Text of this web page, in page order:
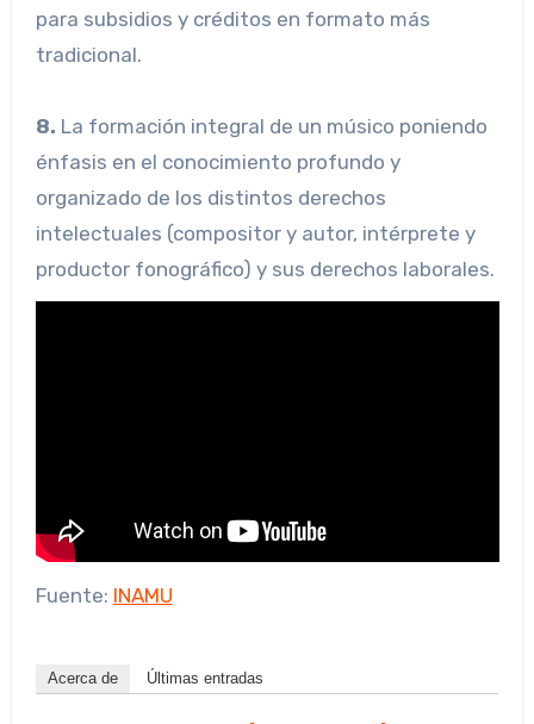
para subsidios y créditos en formato más
tradicional.
8. La formación integral de un músico poniendo
énfasis en el conocimiento profundo y
organizado de los distintos derechos
intelectuales (compositor y autor, intérprete y
productor fonográfico) y sus derechos laborales.
Fuente: INAMU
Acerca de Últimas entradas